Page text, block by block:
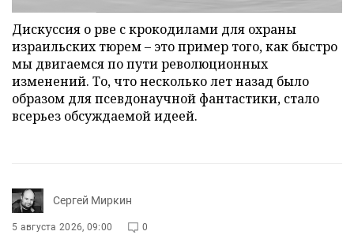
Дискуссия о рве с крокодилами для охраны
израильских тюрем – это пример того, как быстро
мы двигаемся по пути революционных
изменений. То, что несколько лет назад было
образом для псевдонаучной фантастики, стало
всерьез обсуждаемой идеей.
Сергей Миркин
5 августа 2026, 09:00 0